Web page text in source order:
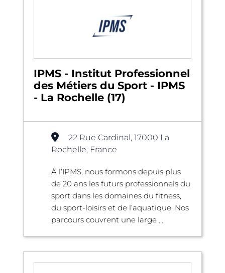
IPMS - Institut Professionnel
des Métiers du Sport - IPMS
- La Rochelle (17)
22 Rue Cardinal, 17000 La
Rochelle, France
À l’IPMS, nous formons depuis plus
de 20 ans les futurs professionnels du
sport dans les domaines du fitness,
du sport-loisirs et de l’aquatique. Nos
parcours couvrent une large ...